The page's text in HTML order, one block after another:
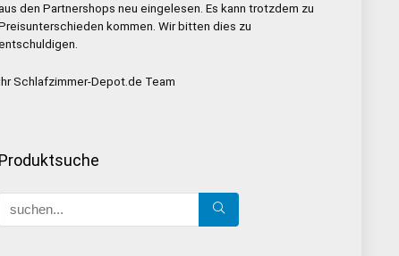
den Partnershops neu eingelesen. Es kann trotzdem zu
kommen. Wir bitten dies zu
Schlafzimmer-Depot.de Team
Produktsuche